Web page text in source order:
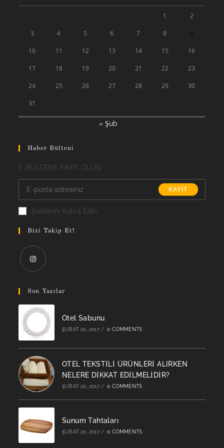
1 2
3 4 5 6 7 8
10 11 12 13 14 15 16
17 18 19 20 21 22 23
24 25 26 27 28 29 30
31
« Şub
Haber Bülteni
E-BÜLTENE KAYIT OLUN
KAYIT
Şartlarını Kabul Edin
Bizi Takip Et!
in
new
tab
Son Yazılar
Otel Sabunu
ŞUBAT 20, 2017 / 0 COMMENTS
OTEL TEKSTİLİ ÜRÜNLERİ ALIRKEN
NELERE DİKKAT EDİLMELİDİR?
ŞUBAT 20, 2017 / 0 COMMENTS
Sunum Tahtaları
ŞUBAT 20, 2017 / 0 COMMENTS